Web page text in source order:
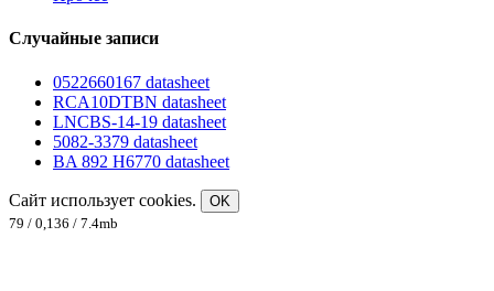
Случайные записи
0522660167 datasheet
RCA10DTBN datasheet
LNCBS-14-19 datasheet
5082-3379 datasheet
BA 892 H6770 datasheet
Сайт использует cookies.
OK
79 / 0,136 / 7.4mb